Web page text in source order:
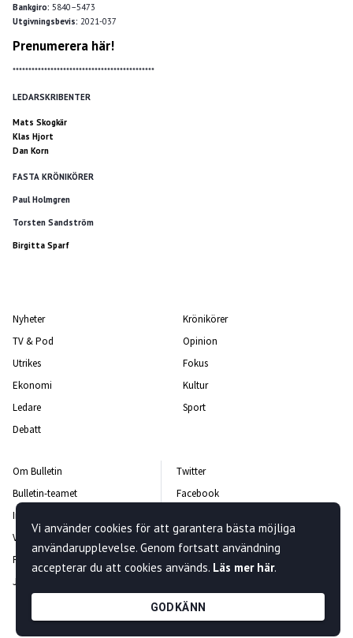
Bankgiro: 5840–5473
Utgivningsbevis: 2021-037
Prenumerera här!
*********************************************
LEDARSKRIBENTER
Mats Skogkär
Klas Hjort
Dan Korn
FASTA KRÖNIKÖRER
Paul Holmgren
Torsten Sandström
Birgitta Sparf
Nyheter
TV & Pod
Utrikes
Ekonomi
Ledare
Debatt
Krönikörer
Opinion
Fokus
Kultur
Sport
Om Bulletin
Bulletin-teamet
Integritetspolicy
Vanliga frågor och svar
Rättelsepolicy
Jobba hos oss
Twitter
Facebook
Kontakta oss
Vi använder cookies för att garantera bästa möjliga
användarupplevelse. Genom fortsatt användning
accepterar du att cookies används. Läs mer här.
GODKÄNN